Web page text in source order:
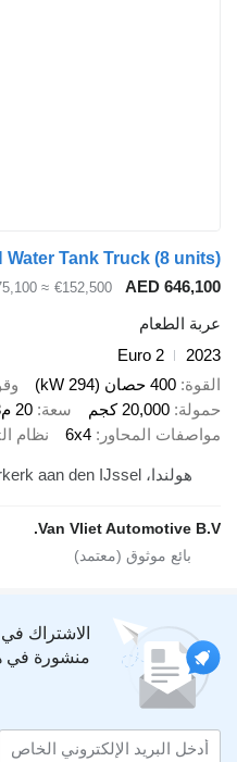
Water Tank Truck (8 units)
AED 646,100
€152,500
≈ $175,100
عربة الطعام
2023
Euro 2
القوة 400 حصان (294 kW)
حمولة 20,000 كجم سعة 20 م3
مواصفات المحاور
6x4 نظام
هولندا، Nieuwerkerk aan den IJssel
Van Vliet Automotive B.V.
الاشتراك
منشورة في